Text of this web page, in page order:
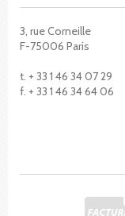
3, rue Corneille
F-75006 Paris
t. + 33 1 46 34 07 29
f. + 33 1 46 34 64 06